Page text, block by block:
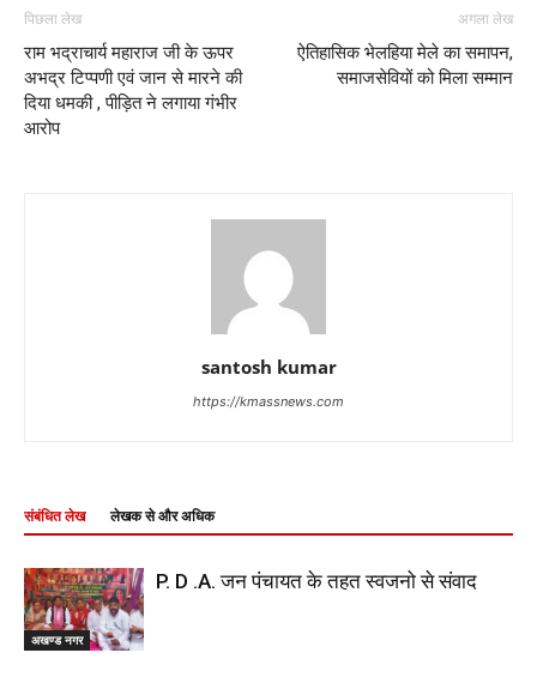
पिछला लेख
राम भद्राचार्य महाराज जी के ऊपर
अभद्र टिप्पणी एवं जान से मारने की
दिया धमकी , पीड़ित ने लगाया गंभीर
आरोप
अगला लेख
ऐतिहासिक भेलहिया मेले का समापन,
समाजसेवियों को मिला सम्मान
santosh kumar
https://kmassnews.com
संबंधित लेख लेखक से और अधिक
अखण्ड नगर
P. D .A. जन पंचायत के तहत स्वजनो से संवाद